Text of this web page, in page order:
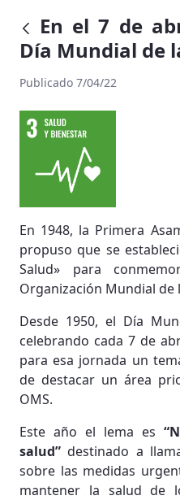
En el 7 de
Día Mundial de
Publicado 7/04/22
En 1948, la Primera
propuso que se
Salud» para
Organización Mundial de
Desde 1950, el Día
celebrando cada 7 de
para esa jornada un
de destacar un área
OMS.
Este año el lema es
salud” destinado a
sobre las medidas
mantener la salud de